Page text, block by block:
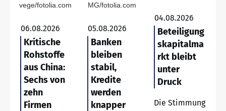
vege/fotolia.com
06.08.2026
Kritische
Rohstoffe
aus China:
Sechs von
zehn
Firmen
MG/fotolia.com
05.08.2026
Banken
bleiben
stabil,
Kredite
werden
knapper
04.08.2026
Beteiligung
skapitalma
rkt bleibt
unter
Druck
Die Stimmung